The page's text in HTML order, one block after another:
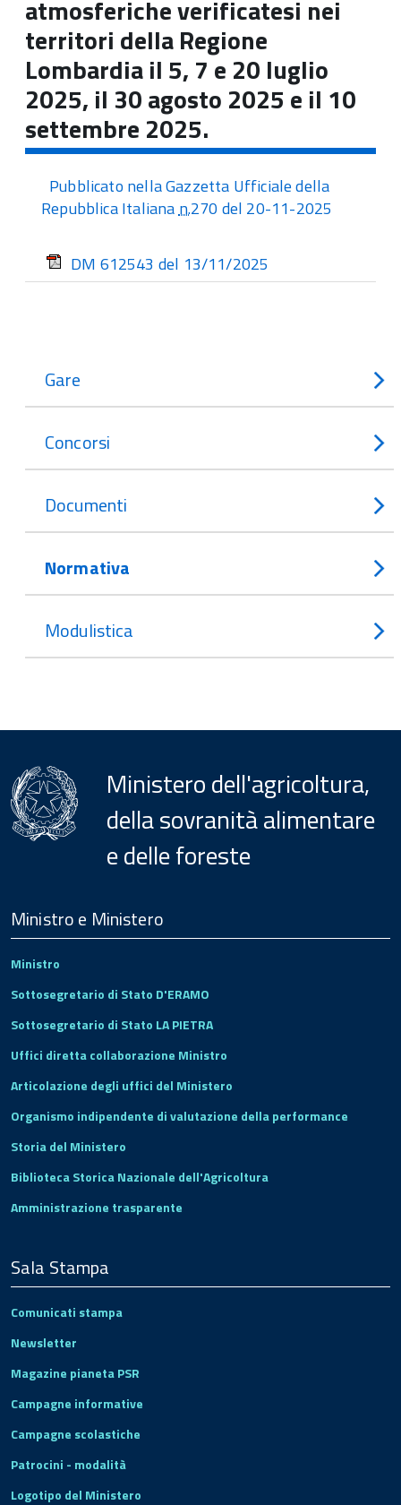
atmosferiche verificatesi nei
territori della Regione
Lombardia il 5, 7 e 20 luglio
2025, il 30 agosto 2025 e il 10
settembre 2025.
Pubblicato nella Gazzetta Ufficiale della
Repubblica Italianan.270 del 20-11-2025
DM 612543 del 13/11/2025
Gare
Concorsi
Documenti
Normativa
Modulistica
Ministero dell'agricoltura,
della sovranità alimentare
e delle foreste
Footer
Ministro e Ministero
Ministro
Sottosegretario di Stato D'ERAMO
Sottosegretario di Stato LA PIETRA
Uffici diretta collaborazione Ministro
Articolazione degli uffici del Ministero
Organismo indipendente di valutazione della performance
Storia del Ministero
Biblioteca Storica Nazionale dell'Agricoltura
Amministrazione trasparente
Sala Stampa
Comunicati stampa
Newsletter
Magazine pianeta PSR
Campagne informative
Campagne scolastiche
Patrocini - modalità
Logotipo del Ministero